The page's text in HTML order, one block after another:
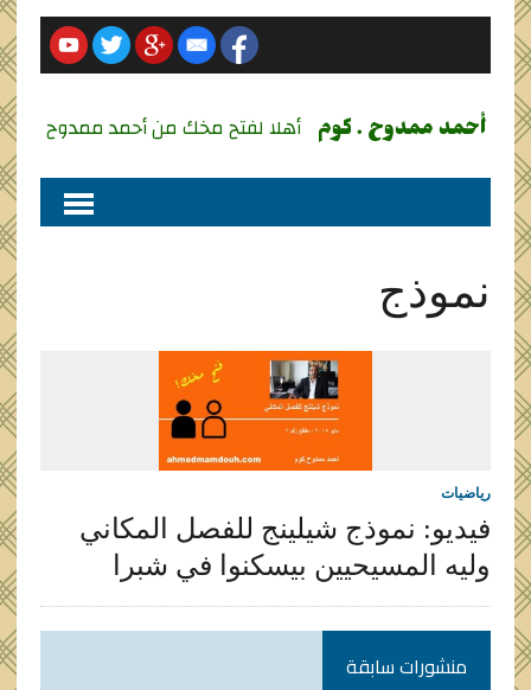
أحمد ممدوح . كوم أهلا لفتح مخك من أحمد ممدوح
نموذج
رياضيات
فيديو: نموذج شيلينج للفصل المكاني
وليه المسيحيين بيسكنوا في شبرا
منشورات سابقة